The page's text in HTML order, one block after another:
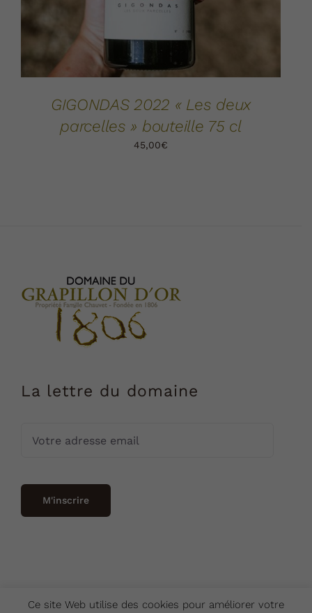
GIGONDAS 2022 « Les deux
parcelles » bouteille 75 cl
45,00€
La lettre du domaine
Ce site Web utilise des cookies pour améliorer votre